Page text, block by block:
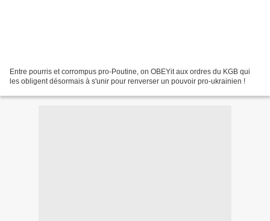
Entre pourris et corrompus pro-Poutine, on OBEYit aux ordres du KGB qui
les obligent désormais à s'unir pour renverser un pouvoir pro-ukrainien !